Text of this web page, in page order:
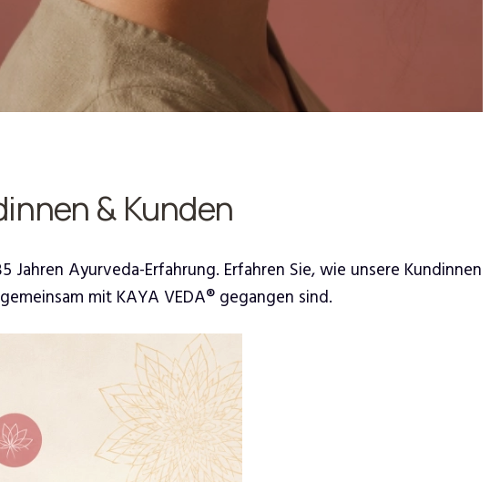
& Kunden
Ayurveda-Erfahrung. Erfahren Sie, wie unsere Kundinnen
mit KAYA VEDA® gegangen sind.